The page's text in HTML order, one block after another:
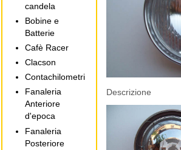
Descrizione
candela
Bobine e
Batterie
Cafè Racer
Clacson
Contachilometri
Fanaleria
Anteriore
d'epoca
Fanaleria
Posteriore